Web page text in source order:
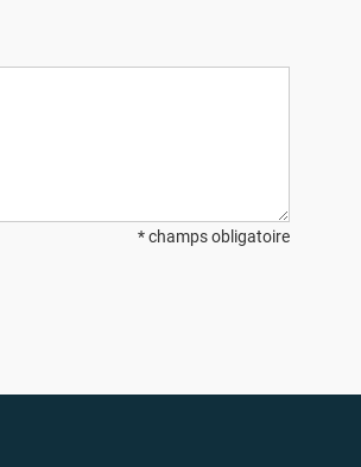
* champs obligatoire